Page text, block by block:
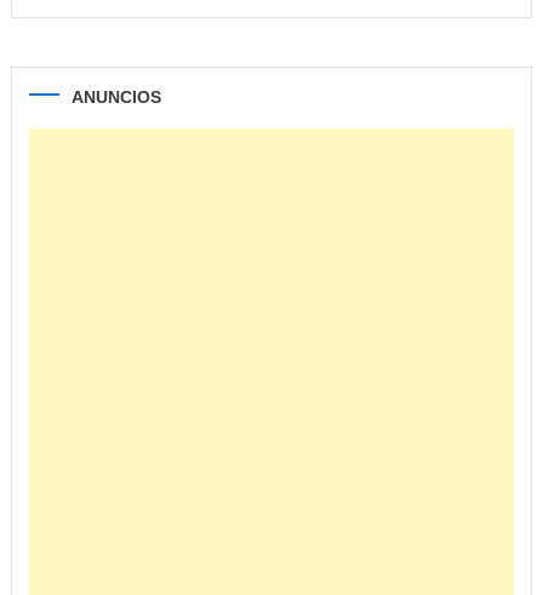
ANUNCIOS